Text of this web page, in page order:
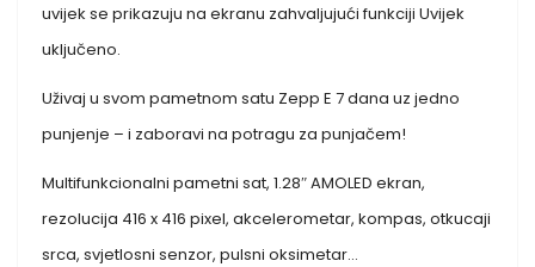
uvijek se prikazuju na ekranu zahvaljujući funkciji Uvijek
uključeno.
Uživaj u svom pametnom satu Zepp E 7 dana uz jedno
punjenje – i zaboravi na potragu za punjačem!
Multifunkcionalni pametni sat, 1.28″ AMOLED ekran,
rezolucija 416 x 416 pixel, akcelerometar, kompas, otkucaji
srca, svjetlosni senzor, pulsni oksimetar…